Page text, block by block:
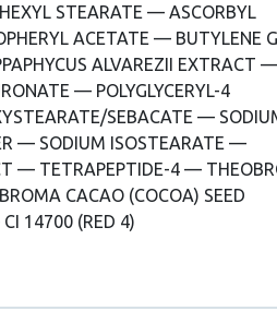
STEARATE — ASCORBYL
ACETATE — BUTYLENE
ALVAREZII EXTRACT —
— POLYGLYCERYL-4
SEBACATE —
— SODIUM ISOSTEARATE —
— TETRAPEPTIDE-4 —
CACAO (COCOA) SEED
14700 (RED 4)